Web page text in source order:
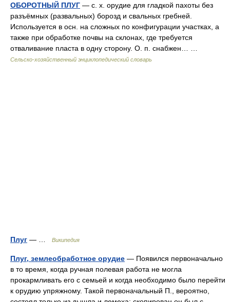
ОБОРОТНЫЙ ПЛУГ — с. х. орудие для гладкой пахоты без
разъёмных (развальных) борозд и свальных гребней.
Используется в осн. на сложных no конфигурации участках, а
также при обработке почвы на склонах, где требуется
отваливание пласта в одну сторону. О. п. снабжен… …
Сельско-хозяйственный энциклопедический словарь
Плуг — … Википедия
Плуг, землеобработное орудие — Появился первоначально
в то время, когда ручная полевая работа не могла
прокармливать его с семьей и когда необходимо было перейти
к орудию упряжному. Такой первоначальный П., вероятно,